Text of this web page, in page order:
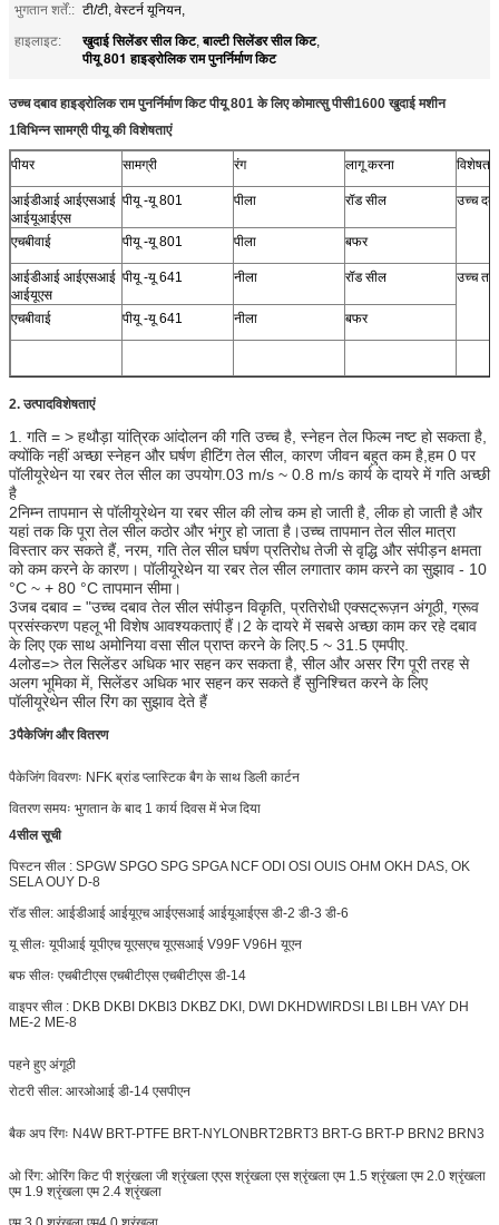
भुगतान शर्तें:: टी/टी, वेस्टर्न यूनियन,
हाइलाइट:
खुदाई सिलेंडर सील किट,बाल्टी सिलेंडर सील किट,
पीयू 801 हाइड्रोलिक राम पुनर्निर्माण किट
उच्च दबाव हाइड्रोलिक राम पुनर्निर्माण किट पीयू 801 के लिए कोमात्सु पीसी1600 खुदाई मशीन
1विभिन्न सामग्री पीयू की विशेषताएं
पीयर सामग्री रंग लागू करना
आईडीआई आईएसआई
आईयूआईएस
पीयू -यू 801 पीला रॉड सील उच्च
एचबीवाई पीयू -यू 801 पीला बफर
आईडीआई आईएसआई
आईयूएस
पीयू -यू 641 नीला रॉड सील उच्च
एचबीवाई पीयू -यू 641 नीला बफर
2. उत्पादविशेषताएं
1. गति = > हथौड़ा यांत्रिक आंदोलन की गति उच्च है, स्नेहन तेल फिल्म नष्ट हो सकता है,
क्योंकि नहीं अच्छा स्नेहन और घर्षण हीटिंग तेल सील, कारण जीवन बहुत कम है,हम 0 पर
पॉलीयूरेथेन या रबर तेल सील का उपयोग.03 m/s ~ 0.8 m/s कार्य के दायरे में गति अच्छी
है
2निम्न तापमान से पॉलीयूरेथेन या रबर सील की लोच कम हो जाती है, लीक हो जाती है और
यहां तक कि पूरा तेल सील कठोर और भंगुर हो जाता है।उच्च तापमान तेल सील मात्रा
विस्तार कर सकते हैं, नरम, गति तेल सील घर्षण प्रतिरोध तेजी से वृद्धि और संपीड़न क्षमता
को कम करने के कारण। पॉलीयूरेथेन या रबर तेल सील लगातार काम करने का सुझाव - 10
°C ~ + 80 °C तापमान सीमा।
3जब दबाव = "उच्च दबाव तेल सील संपीड़न विकृति, प्रतिरोधी एक्सट्रूज़न अंगूठी, ग्रूव
प्रसंस्करण पहलू भी विशेष आवश्यकताएं हैं।2 के दायरे में सबसे अच्छा काम कर रहे दबाव
के लिए एक साथ अमोनिया वसा सील प्राप्त करने के लिए.5 ~ 31.5 एमपीए.
4लोड=> तेल सिलेंडर अधिक भार सहन कर सकता है, सील और असर रिंग पूरी तरह से
अलग भूमिका में, सिलेंडर अधिक भार सहन कर सकते हैं सुनिश्चित करने के लिए
पॉलीयूरेथेन सील रिंग का सुझाव देते हैं
3पैकेजिंग और वितरण
पैकेजिंग विवरणः NFK ब्रांड प्लास्टिक बैग के साथ डिली कार्टन
वितरण समयः भुगतान के बाद 1 कार्य दिवस में भेज दिया
4सील सूची
पिस्टन सील : SPGW SPGO SPG SPGA NCF ODI OSI OUIS OHM OKH DAS, OK
SELA OUY D-8
रॉड सील: आईडीआई आईयूएच आईएसआई आईयूआईएस डी-2 डी-3 डी-6
यू सीलः यूपीआई यूपीएच यूएसएच यूएसआई V99F V96H यूएन
बफ सीलः एचबीटीएस एचबीटीएस एचबीटीएस डी-14
वाइपर सील : DKB DKBI DKBI3 DKBZ DKI, DWI DKHDWIRDSI LBI LBH VAY DH
ME-2 ME-8
पहने हुए अंगूठी
रोटरी सील: आरओआई डी-14 एसपीएन
बैक अप रिंगः N4W BRT-PTFE BRT-NYLONBRT2BRT3 BRT-G BRT-P BRN2 BRN3
ओ रिंग: ओरिंग किट पी श्रृंखला जी श्रृंखला एएस श्रृंखला एस श्रृंखला एम 1.5 श्रृंखला एम 2.0 श्रृंखला
एम 1.9 श्रृंखला एम 2.4 श्रृंखला